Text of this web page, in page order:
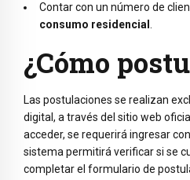
Contar con un número de
consumo residencial .
¿Cómo
Las postulaciones se realizan
digital, a través del sitio web
acceder, se requerirá ingresar con
sistema permitirá verificar si se
completar el formulario de